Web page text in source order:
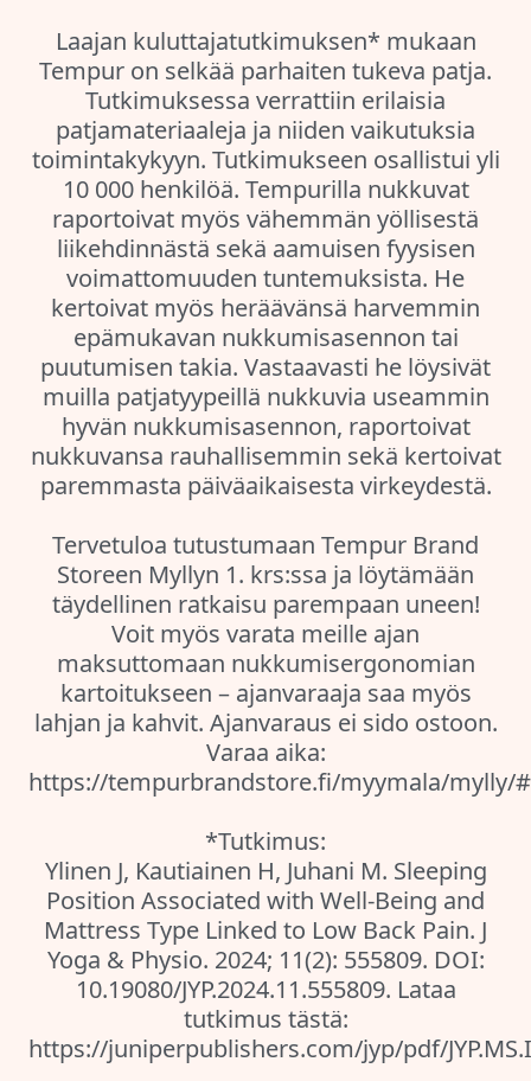
Laajan kuluttajatutkimuksen* mukaan
Tempur on selkää parhaiten tukeva patja.
Tutkimuksessa verrattiin erilaisia
patjamateriaaleja ja niiden vaikutuksia
toimintakykyyn. Tutkimukseen osallistui yli
10 000 henkilöä. Tempurilla nukkuvat
raportoivat myös vähemmän yöllisestä
liikehdinnästä sekä aamuisen fyysisen
voimattomuuden tuntemuksista. He
kertoivat myös heräävänsä harvemmin
epämukavan nukkumisasennon tai
puutumisen takia. Vastaavasti he löysivät
muilla patjatyypeillä nukkuvia useammin
hyvän nukkumisasennon, raportoivat
nukkuvansa rauhallisemmin sekä kertoivat
paremmasta päiväaikaisesta virkeydestä.
Tervetuloa tutustumaan Tempur Brand
Storeen Myllyn 1. krs:ssa ja löytämään
täydellinen ratkaisu parempaan uneen!
Voit myös varata meille ajan
maksuttomaan nukkumisergonomian
kartoitukseen – ajanvaraaja saa myös
lahjan ja kahvit. Ajanvaraus ei sido ostoon.
Varaa aika:
https://tempurbrandstore.fi/myymala/mylly/
*Tutkimus:
Ylinen J, Kautiainen H, Juhani M. Sleeping
Position Associated with Well-Being and
Mattress Type Linked to Low Back Pain. J
Yoga & Physio. 2024; 11(2): 555809. DOI:
10.19080/JYP.2024.11.555809. Lataa
tutkimus tästä:
https://juniperpublishers.com/jyp/pdf/